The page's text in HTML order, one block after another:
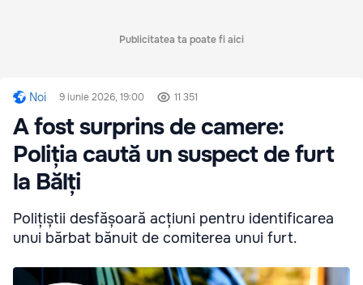
Publicitatea ta poate fi aici
Noi 9 iunie 2026, 19:00 11 351
A fost surprins de camere:
Poliția caută un suspect de furt
la Bălți
Polițiștii desfășoară acțiuni pentru identificarea
unui bărbat bănuit de comiterea unui furt.